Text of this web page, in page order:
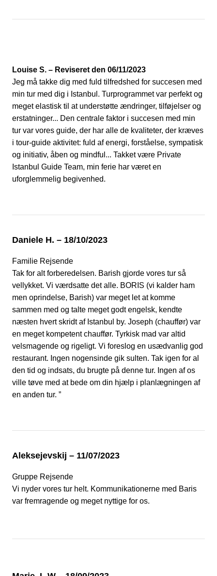
Louise S. – Reviseret den 06/11/2023
Jeg må takke dig med fuld tilfredshed for succesen med
min tur med dig i Istanbul. Turprogrammet var perfekt og
meget elastisk til at understøtte ændringer, tilføjelser og
erstatninger... Den centrale faktor i succesen med min
tur var vores guide, der har alle de kvaliteter, der kræves
i tour-guide aktivitet: fuld af energi, forståelse, sympatisk
og initiativ, åben og mindful... Takket være Private
Istanbul Guide Team, min ferie har været en
uforglemmelig begivenhed.
Daniele H. – 18/10/2023
Familie Rejsende
Tak for alt forberedelsen. Barish gjorde vores tur så
vellykket. Vi værdsatte det alle. BORIS (vi kalder ham
men oprindelse, Barish) var meget let at komme
sammen med og talte meget godt engelsk, kendte
næsten hvert skridt af Istanbul by. Joseph (chauffør) var
en meget kompetent chauffør. Tyrkisk mad var altid
velsmagende og rigeligt. Vi foreslog en usædvanlig god
restaurant. Ingen nogensinde gik sulten. Tak igen for al
den tid og indsats, du brugte på denne tur. Ingen af os
ville tøve med at bede om din hjælp i planlægningen af
en anden tur. ”
Aleksejevskij – 11/07/2023
Gruppe Rejsende
Vi nyder vores tur helt. Kommunikationerne med Baris
var fremragende og meget nyttige for os.